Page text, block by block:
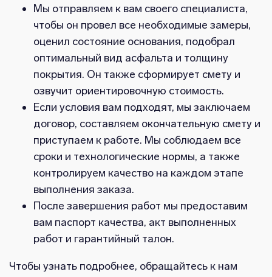
Мы отправляем к вам своего специалиста,
чтобы он провел все необходимые замеры,
оценил состояние основания, подобрал
оптимальный вид асфальта и толщину
покрытия. Он также сформирует смету и
озвучит ориентировочную стоимость.
Если условия вам подходят, мы заключаем
договор, составляем окончательную смету и
приступаем к работе. Мы соблюдаем все
сроки и технологические нормы, а также
контролируем качество на каждом этапе
выполнения заказа.
После завершения работ мы предоставим
вам паспорт качества, акт выполненных
работ и гарантийный талон.
Чтобы узнать подробнее, обращайтесь к нам